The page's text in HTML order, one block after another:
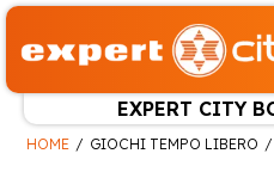
EXPERT CITY
HOME GIOCHI TEMPO LIBERO